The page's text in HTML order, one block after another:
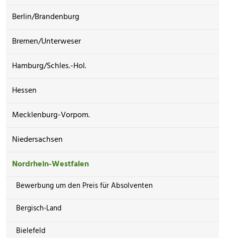
Berlin/Brandenburg
Bremen/Unterweser
Hamburg/Schles.-Hol.
Hessen
Mecklenburg-Vorpom.
Niedersachsen
Nordrhein-Westfalen
Bewerbung um den Preis für Absolventen
Bergisch-Land
Bielefeld